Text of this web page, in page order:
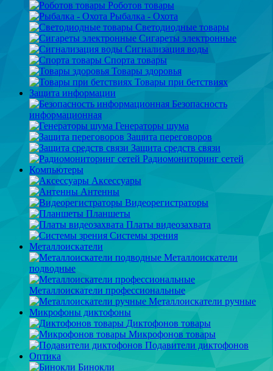
Роботов товары
Рыбалка - Охота
Светодиодные товары
Сигареты электронные
Сигнализация воды
Спорта товары
Товары здоровья
Товары при бетствиях
Защита информации
Безопасность
информационная
Генераторы шума
Защита переговоров
Защита средств связи
Радиомониторинг сетей
Компьютеры
Аксессуары
Антенны
Видеорегистраторы
Планшеты
Платы видеозахвата
Системы зрения
Металлоискатели
Металлоискатели
подводные
Металлоискатели профессиональные
Металлоискатели ручные
Микрофоны диктофоны
Диктофонов товары
Микрофонов товары
Подавители диктофонов
Оптика
Бинокли